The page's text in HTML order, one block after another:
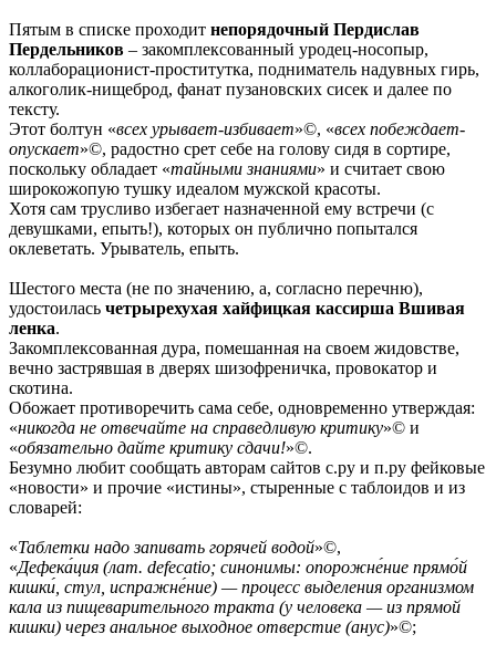
Пятым в списке проходит непорядочный Пердислав
Пердельников – закомплексованный уродец-носопыр,
коллаборационист-проститутка, подниматель надувных гирь,
алкоголик-нищеброд, фанат пузановских сисек и далее по
тексту.
Этот болтун «всех урывает-избивает»©, «всех побеждает-
опускает»©, радостно срет себе на голову сидя в сортире,
поскольку обладает «тайными знаниями» и считает свою
широкожопую тушку идеалом мужской красоты.
Хотя сам трусливо избегает назначенной ему встречи (с
девушками, епыть!), которых он публично попытался
оклеветать. Урыватель, епыть.
Шестого места (не по значению, а, согласно перечню),
удостоилась четрырехухая хайфицкая кассирша Вшивая
ленка.
Закомплексованная дура, помешанная на своем жидовстве,
вечно застрявшая в дверях шизофреничка, провокатор и
скотина.
Обожает противоречить сама себе, одновременно утверждая:
«никогда не отвечайте на справедливую критику»© и
«обязательно дайте критику сдачи!»©.
Безумно любит сообщать авторам сайтов с.ру и п.ру фейковые
«новости» и прочие «истины», стыренные с таблоидов и из
словарей:
«Таблетки надо запивать горячей водой»©,
«Дефека́ция (лат. defecatio; синонимы: опорожне́ние прямо́й
кишки́, стул, испражне́ние) — процесс выделения организмом
кала из пищеварительного тракта (у человека — из прямой
кишки) через анальное выходное отверстие (анус)»©;